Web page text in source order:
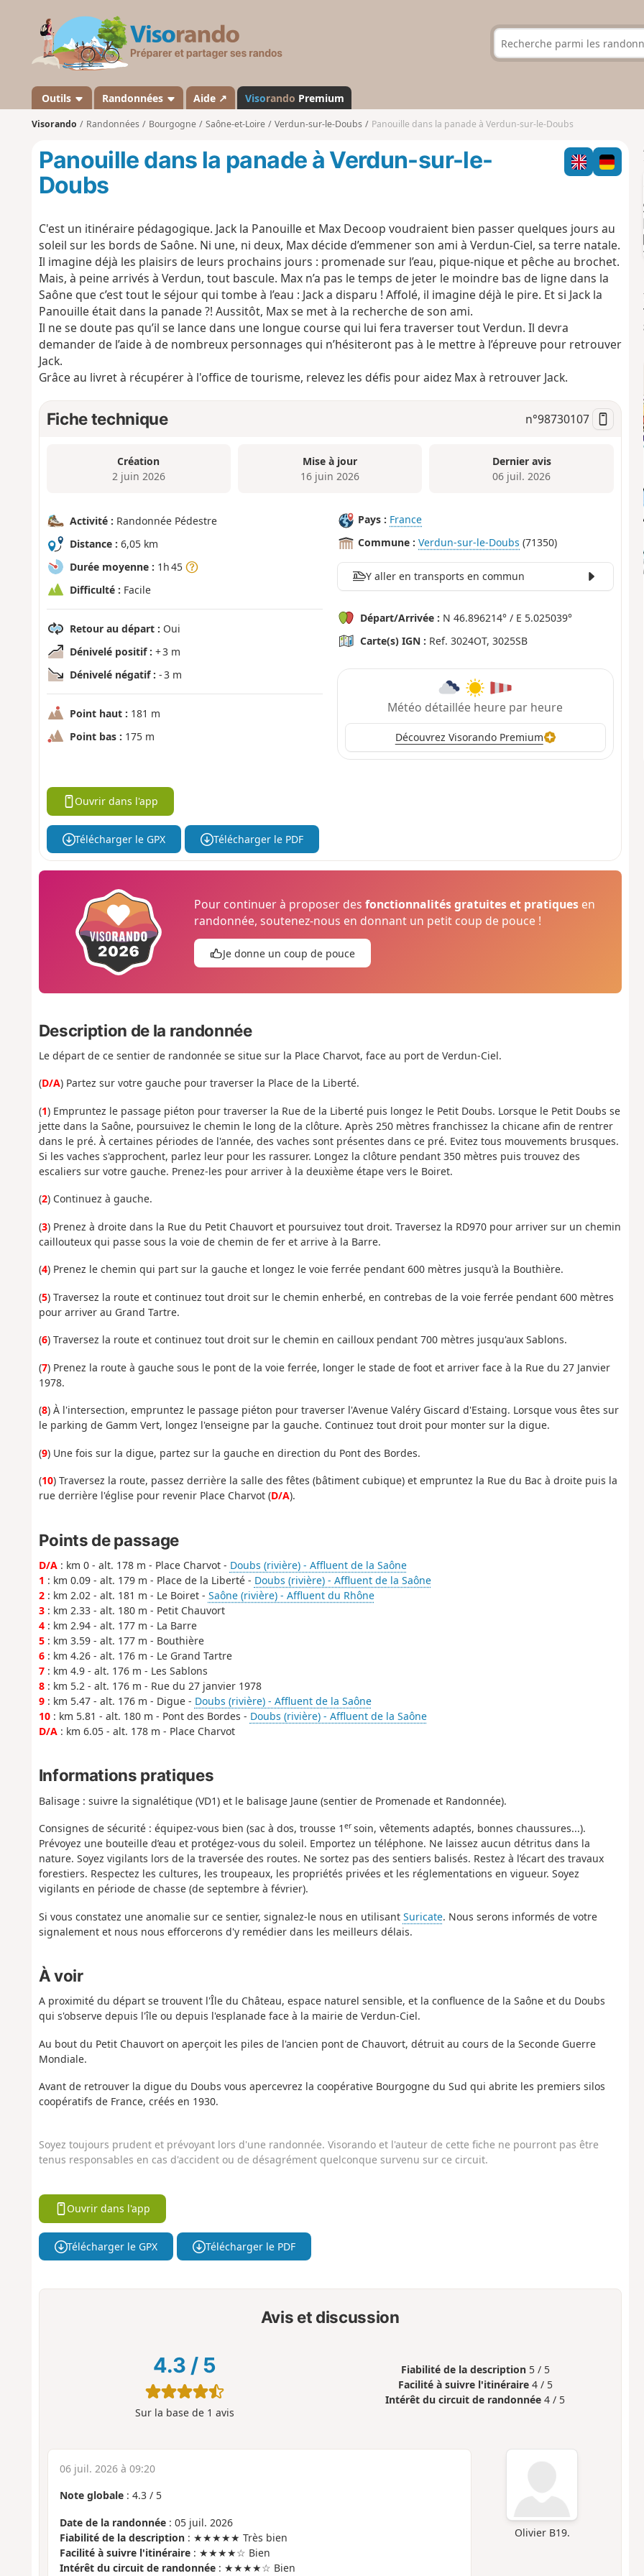
s
a
n
d
Outils Randonnées Aide ↗ Visorando Premium
Visorando Randonnées Bourgogne Saône-et-Loire Verdun-sur-le-Doubs Panouille dans la panade à Verdun-sur-le-Doubs
Panouille dans la panade à Verdun-sur-le-
Doubs
C'est un itinéraire pédagogique. Jack la Panouille et Max Decoop voudraient bien passer quelques jours au
soleil sur les bords de Saône. Ni une, ni deux, Max décide d’emmener son ami à Verdun-Ciel, sa terre natale.
Il imagine déjà les plaisirs de leurs prochains jours : promenade sur l’eau, pique-nique et pêche au brochet.
Mais, à peine arrivés à Verdun, tout bascule. Max n’a pas le temps de jeter le moindre bas de ligne dans la
Saône que c’est tout le séjour qui tombe à l’eau : Jack a disparu ! Affolé, il imagine déjà le pire. Et si Jack la
Panouille était dans la panade ?! Aussitôt, Max se met à la recherche de son ami.
Il ne se doute pas qu’il se lance dans une longue course qui lui fera traverser tout Verdun. Il devra
demander de l’aide à de nombreux personnages qui n’hésiteront pas à le mettre à l’épreuve pour retrouver
Jack.
Grâce au livret à récupérer à l'office de tourisme, relevez les défis pour aidez Max à retrouver Jack.
Fiche technique n°98730107
Création
2 juin 2026
Mise à jour
16 juin 2026
Dernier avis
06 juil. 2026
Activité : Randonnée Pédestre
Distance : 6,05 km
Durée moyenne : 1h 45
Difficulté : Facile
Retour au départ : Oui
Dénivelé positif : + 3 m
Dénivelé négatif : - 3 m
Point haut : 181 m
Point bas : 175 m
Pays : France
Commune : Verdun-sur-le-Doubs (71350)
Y aller en transports en commun
Départ/Arrivée : N 46.896214° / E 5.025039°
Carte(s) IGN : Ref. 3024OT, 3025SB
Météo détaillée heure par heure
Découvrez Visorando Premium
Ouvrir dans l'app
Télécharger le GPX Télécharger le PDF
Pour continuer à proposer desfonctionnalités gratuites et pratiques en
randonnée, soutenez-nous en donnant un petit coup de pouce !
Je donne un coup de pouce
Description de la randonnée
Le départ de ce sentier de randonnée se situe sur la Place Charvot, face au port de Verdun-Ciel.
(D/A) Partez sur votre gauche pour traverser la Place de la Liberté.
(1) Empruntez le passage piéton pour traverser la Rue de la Liberté puis longez le Petit Doubs. Lorsque le Petit Doubs se
jette dans la Saône, poursuivez le chemin le long de la clôture. Après 250 mètres franchissez la chicane afin de rentrer
dans le pré. À certaines périodes de l'année, des vaches sont présentes dans ce pré. Evitez tous mouvements brusques.
Si les vaches s'approchent, parlez leur pour les rassurer. Longez la clôture pendant 350 mètres puis trouvez des
escaliers sur votre gauche. Prenez-les pour arriver à la deuxième étape vers le Boiret.
(2) Continuez à gauche.
(3) Prenez à droite dans la Rue du Petit Chauvort et poursuivez tout droit. Traversez la RD970 pour arriver sur un chemin
caillouteux qui passe sous la voie de chemin de fer et arrive à la Barre.
(4) Prenez le chemin qui part sur la gauche et longez le voie ferrée pendant 600 mètres jusqu'à la Bouthière.
(5) Traversez la route et continuez tout droit sur le chemin enherbé, en contrebas de la voie ferrée pendant 600 mètres
pour arriver au Grand Tartre.
(6) Traversez la route et continuez tout droit sur le chemin en cailloux pendant 700 mètres jusqu'aux Sablons.
(7) Prenez la route à gauche sous le pont de la voie ferrée, longer le stade de foot et arriver face à la Rue du 27 Janvier
1978.
(8) À l'intersection, empruntez le passage piéton pour traverser l'Avenue Valéry Giscard d'Estaing. Lorsque vous êtes sur
le parking de Gamm Vert, longez l'enseigne par la gauche. Continuez tout droit pour monter sur la digue.
(9) Une fois sur la digue, partez sur la gauche en direction du Pont des Bordes.
(10) Traversez la route, passez derrière la salle des fêtes (bâtiment cubique) et empruntez la Rue du Bac à droite puis la
rue derrière l'église pour revenir Place Charvot (D/A).
Points de passage
D/A: km 0 - alt. 178 m - Place Charvot - Doubs (rivière) - Affluent de la Saône
1 : km 0.09 - alt. 179 m - Place de la Liberté - Doubs (rivière) - Affluent de la Saône
2: km 2.02 - alt. 181 m - Le Boiret - Saône (rivière) - Affluent du Rhône
3: km 2.33 - alt. 180 m - Petit Chauvort
4: km 2.94 - alt. 177 m - La Barre
5: km 3.59 - alt. 177 m - Bouthière
6: km 4.26 - alt. 176 m - Le Grand Tartre
7: km 4.9 - alt. 176 m - Les Sablons
8: km 5.2 - alt. 176 m - Rue du 27 janvier 1978
9: km 5.47 - alt. 176 m - Digue - Doubs (rivière) - Affluent de la Saône
10: km 5.81 - alt. 180 m - Pont des Bordes - Doubs (rivière) - Affluent de la Saône
D/A: km 6.05 - alt. 178 m - Place Charvot
Informations pratiques
Balisage : suivre la signalétique (VD1) et le balisage Jaune (sentier de Promenade et Randonnée).
Consignes de sécurité : équipez-vous bien (sac à dos, trousse 1 er soin, vêtements adaptés, bonnes chaussures...).
Prévoyez une bouteille d’eau et protégez-vous du soleil. Emportez un téléphone. Ne laissez aucun détritus dans la
nature. Soyez vigilants lors de la traversée des routes. Ne sortez pas des sentiers balisés. Restez à l’écart des travaux
forestiers. Respectez les cultures, les troupeaux, les propriétés privées et les réglementations en vigueur. Soyez
vigilants en période de chasse (de septembre à février).
Si vous constatez une anomalie sur ce sentier, signalez-le nous en utilisant Suricate. Nous serons informés de votre
signalement et nous nous efforcerons d'y remédier dans les meilleurs délais.
À voir
A proximité du départ se trouvent l'Île du Château, espace naturel sensible, et la confluence de la Saône et du Doubs
qui s'observe depuis l'île ou depuis l'esplanade face à la mairie de Verdun-Ciel.
Au bout du Petit Chauvort on aperçoit les piles de l'ancien pont de Chauvort, détruit au cours de la Seconde Guerre
Mondiale.
Avant de retrouver la digue du Doubs vous apercevrez la coopérative Bourgogne du Sud qui abrite les premiers silos
coopératifs de France, créés en 1930.
Soyez toujours prudent et prévoyant lors d'une randonnée. Visorando et l'auteur de cette fiche ne pourront pas être
tenus responsables en cas d'accident ou de désagrément quelconque survenu sur ce circuit.
Ouvrir dans l'app
Télécharger le GPX Télécharger le PDF
Avis et discussion
4.3 / 5
Sur la base de 1 avis
Fiabilité de la description 5 / 5
Facilité à suivre l'itinéraire 4 / 5
Intérêt du circuit de randonnée 4 / 5
Olivier B19.
06 juil. 2026 à 09:20
Note globale: 4.3/ 5
Date de la randonnée: 05 juil. 2026
Fiabilité de la description: ★★★★★ Très bien
Facilité à suivre l'itinéraire: ★★★★☆ Bien
Intérêt du circuit de randonnée: ★★★★☆ Bien